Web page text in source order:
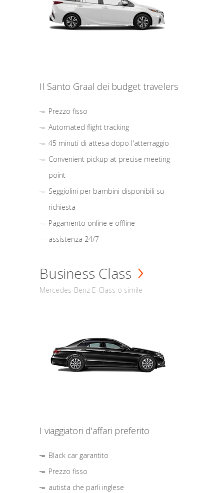
Il Santo Graal dei budget travelers
Prezzo fisso
Automated flight tracking
45 minuti di attesa dopo l'atterraggio
Convenient pickup at precise meeting
point
Seggiolini per bambini disponibili su
richiesta
Pagamento online e offline
assistenza 24/7
Business Class
Mercedes-Benz E-Class o simile
I viaggiatori d'affari preferito
Black car garantito
Prezzo fisso
autista che parli inglese